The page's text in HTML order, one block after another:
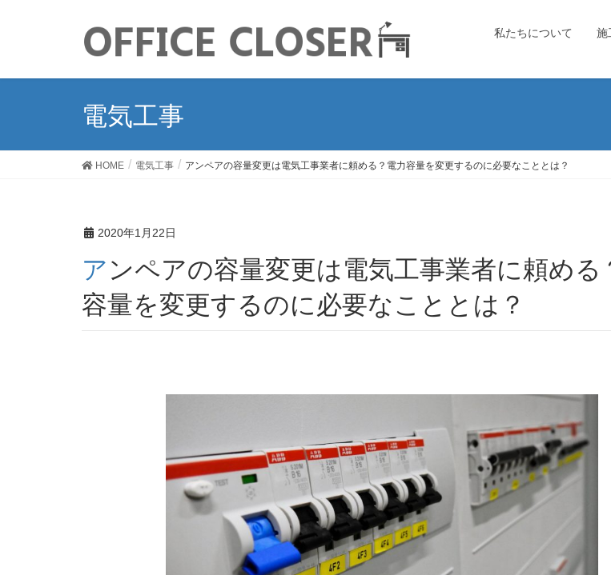
私たちについて 施
電気工事
HOME 電気工事 アンペアの容量変更は電気工事業者に頼める？電力容量を変更するのに必要なこととは？
2020年1月22日
アンペアの容量変更は電気工事業者に頼める？電力
容量を変更するのに必要なこととは？